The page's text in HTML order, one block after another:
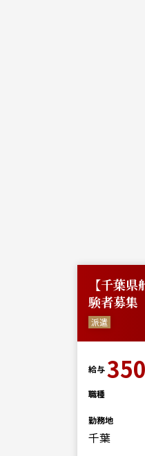
【千葉
験者募集
派遣
給与
職種
勤務地
千葉